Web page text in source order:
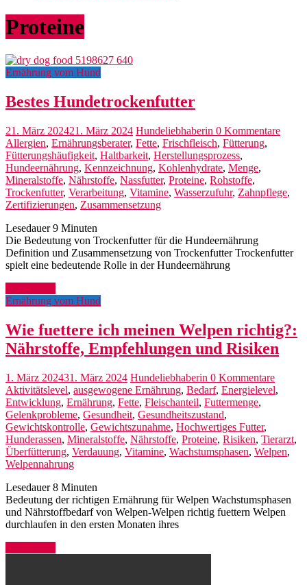
Proteine
Ernährung vom Hund
Bestes Hundetrockenfutter
21. März 202421. März 2024 Hundeliebhaberin 0 Kommentare
Allergien, Ernährungsberater, Fette, Frischfleisch, Fütterung,
Fütterungshäufigkeit, Haltbarkeit, Herstellungsprozess,
Hundeernährung, Kennzeichnung, Kohlenhydrate, Menge,
Mineralstoffe, Nährstoffe, Nassfutter, Proteine, Rohstoffe,
Trockenfutter, Verarbeitung, Vitamine, Wasserzufuhr, Zahnpflege,
Zertifizierungen, Zusammensetzung
Lesedauer 9 Minuten
Die Bedeutung von Trockenfutter für die Hundeernährung
Definition und Zusammensetzung von Trockenfutter Trockenfutter
spielt eine bedeutende Rolle in der Hundeernährung
Ernährung vom Hund
Wie fuettere ich meinen Welpen richtig?:
Nährstoffe, Empfehlungen und Risiken
1. März 202431. März 2024 Hundeliebhaberin 0 Kommentare
Aktivitätslevel, ausgewogene Ernährung, Bedarf, Energielevel,
Entwicklung, Ernährung, Fette, Fleischanteil, Futtermenge,
Gelenkprobleme, Gesundheit, Gesundheitszustand,
Gewichtskontrolle, Gewichtszunahme, Hochwertiges Futter,
Hunderassen, Mineralstoffe, Nährstoffe, Proteine, Risiken, Tierarzt,
Überfütterung, Verdauung, Vitamine, Wachstumsphasen, Welpen,
Welpennahrung
Lesedauer 8 Minuten
Bedeutung der richtigen Ernährung für Welpen Wachstumsphasen
und Nährstoffbedarf von Welpen-Welpen richtig fuettern Welpen
durchlaufen in den ersten Monaten ihres